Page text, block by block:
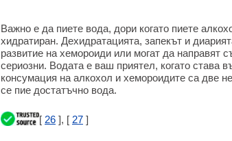
Важно е да пиете вода, дори когато пиете
хидратиран. Дехидратацията, запекът и
развитие на хемороиди или могат да направят
сериозни. Водата е ваш приятел, когато става
консумация на алкохол и хемороидите са две
се пие достатъчно вода.
[ 26 ], [ 27 ]